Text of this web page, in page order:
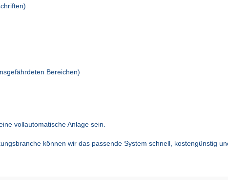
Bereichen)
vollautomatische Anlage sein.
können wir das passende System schnell, kostengünstig